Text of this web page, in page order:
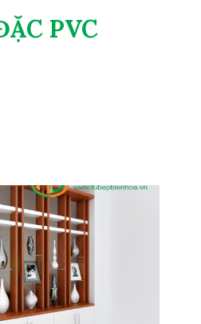
PVC